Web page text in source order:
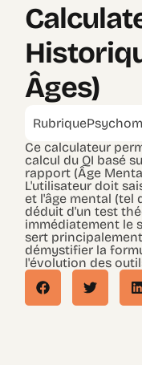
Âges)
Rubrique
Ce calculateur
calcul du QI basé
rapport (Âge
L'utilisateur doit
et l'âge mental (tel
déduit d'un test
immédiatement le
sert
démystifier la
l'évolution des